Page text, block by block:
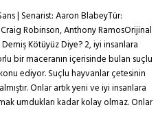
| Senarist: Aaron BlabeyTür:
Robinson, Anthony RamosOrijinal
Kötüyüz Diye? 2, iyi insanlara
bir maceranın içerisinde bulan suçlu
ediyor. Suçlu hayvanlar çetesinin
Onlar artık yeni ve iyi insanlara
umdukları kadar kolay olmaz. Onlar